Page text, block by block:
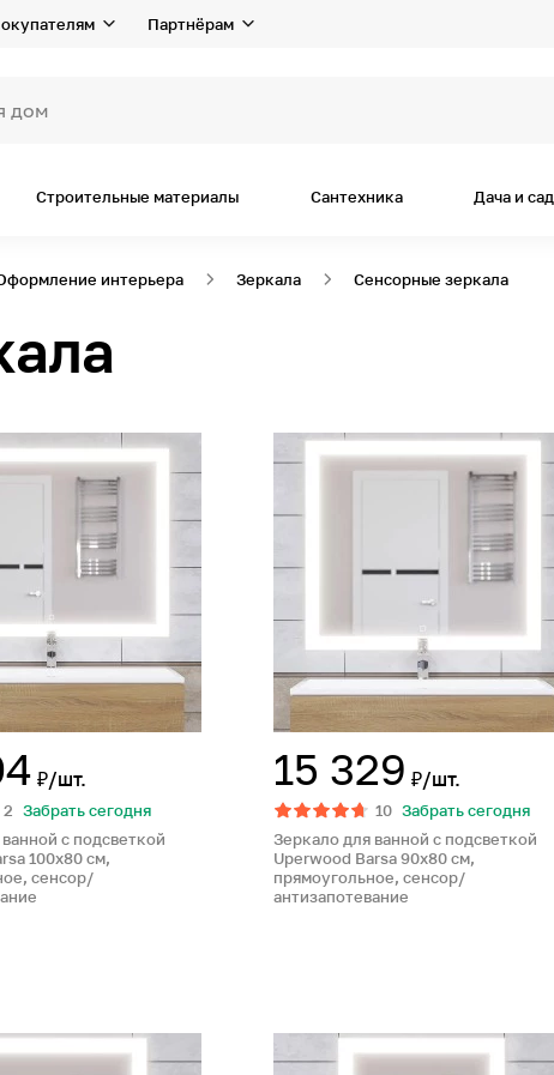
Партнёрам
дома и ремон
Строительные материалы Сантехника Дача и сад
интерьера Зеркала Сенсорные зеркала
₽/шт.
2 Забрать сегодня
с подсветкой
100х80 см,
сенсор/
15 329 ₽/шт.
10 Забрать сегодня
Зеркало для ванной с подсветкой
Uperwood Barsa 90х80 см,
прямоугольное, сенсор/
антизапотевание